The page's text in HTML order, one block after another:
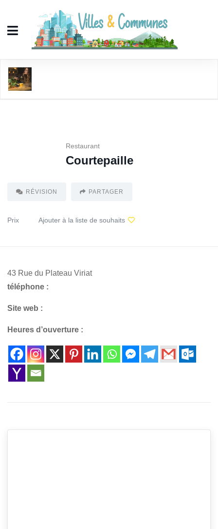
Restaurant
Courtepaille
RÉVISION PARTAGER
Prix Ajouter à la liste de souhaits
43 Rue du Plateau Viriat
téléphone :
Site web :
Heures d’ouverture :